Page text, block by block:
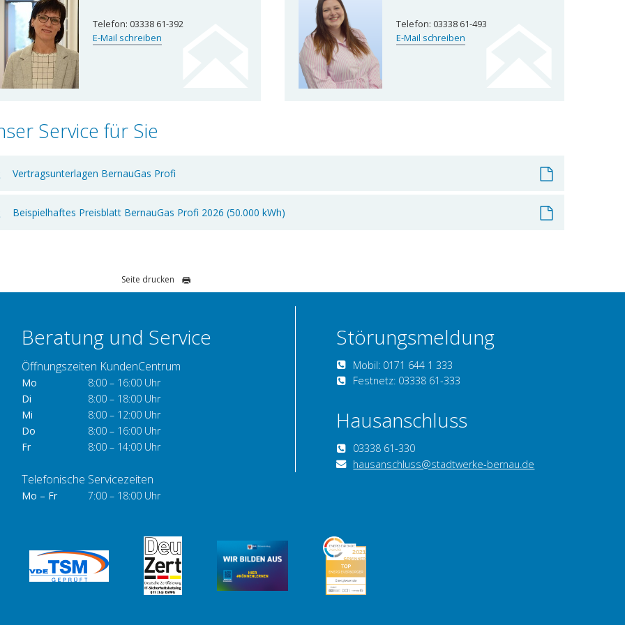
Telefon: 03338 61-392
E-Mail schreiben
Telefon: 03338 61-493
E-Mail schreiben
Service für Sie
Vertragsunterlagen BernauGas Profi
Beispielhaftes Preisblatt BernauGas Profi 2026 (50.000 kWh)
Seite drucken
Beratung und Service
Öffnungszeiten KundenCentrum
Mo
8:00 – 16:00 Uhr
Di
8:00 – 18:00 Uhr
Mi
8:00 – 12:00 Uhr
Do
8:00 – 16:00 Uhr
Fr
8:00 – 14:00 Uhr
Telefonische Servicezeiten
Mo – Fr 7:00 – 18:00 Uhr
Störungsmeldung
Mobil: 0171 644 1 333
Festnetz: 03338 61-333
Hausanschluss
03338 61-330
hausanschluss@stadtwerke-bernau.de